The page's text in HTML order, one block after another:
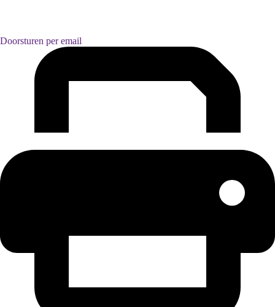
Doorsturen per email